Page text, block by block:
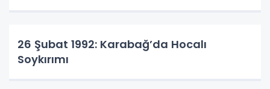
26 Şubat 1992: Karabağ’da Hocalı
Soykırımı